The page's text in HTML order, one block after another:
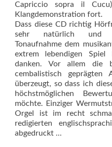
Capriccio sopra il
Klangdemonstration fort.
Dass diese CD richtig
sehr natürlich und
Tonaufnahme dem
extrem lebendigen Spiel
danken. Vor allem die
cembalistisch
überzeugt, so dass ich
höchstmöglichen
möchte. Einziger
Orgel ist im recht
redigierten
abgedruckt …